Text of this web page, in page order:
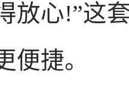
放心!”这
便捷。